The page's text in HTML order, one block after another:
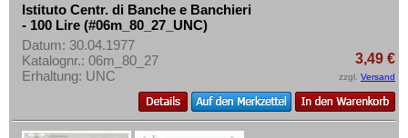
Istituto Centr. di Banche e Banchieri
- 100 Lire (#06m_80_27_UNC)
Datum: 30.04.1977
Katalognr.: 06m_80_27
Erhaltung: UNC
3,49 €
zzgl. Versand